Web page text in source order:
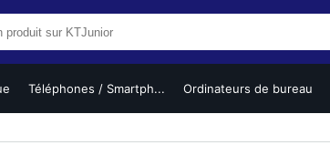
Téléphones / Smartph... Ordinateurs de bureau